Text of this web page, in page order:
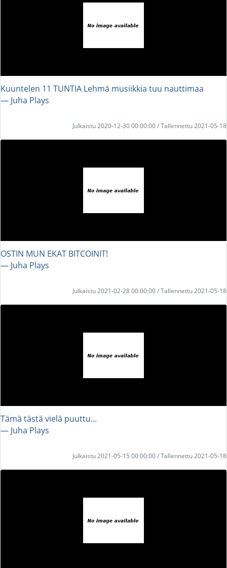
Kuuntelen 11 TUNTIA Lehmä musiikkia tuu nauttimaa
― Juha Plays
Julkaistu 2020-12-30 00:00:00 / Tallennettu 2021-05-18
OSTIN MUN EKAT BITCOINIT!
― Juha Plays
Julkaistu 2021-02-28 00:00:00 / Tallennettu 2021-05-18
Tämä tästä vielä puuttu...
― Juha Plays
Julkaistu 2021-05-15 00:00:00 / Tallennettu 2021-05-18